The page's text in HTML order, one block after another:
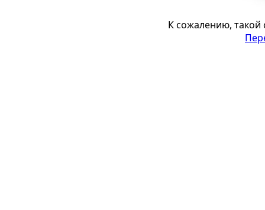
К сожалению, такой